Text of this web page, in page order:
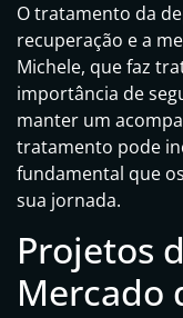
O tratamento da
recuperação e a
Michele, que faz
importância de
manter um
tratamento pode
fundamental que
sua jornada.
Projetos
Mercado